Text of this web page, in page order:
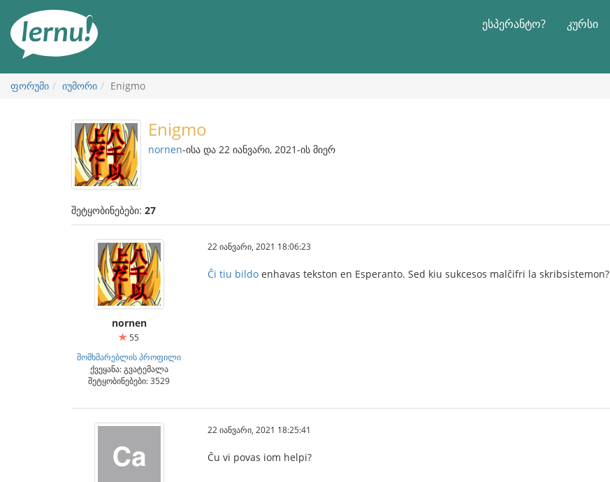
ნახვა
ესპერანტო? კურსი
ფორუმი იუმორი Enigmo
Enigmo
nornen-ისა და 22 იანვარი, 2021-ის მიერ
შეტყობინებები: 27
nornen
55
მომხმარებლის პროფილი
ქვეყანა: გვატემალა
შეტყობინებები: 3529
22 იანვარი, 2021 18:06:23
Ĉi tiu bildo enhavas tekston en Esperanto. Sed kiu sukcesos malĉifri la skribsistemon?
22 იანვარი, 2021 18:25:41
Ĉu vi povas iom helpi?